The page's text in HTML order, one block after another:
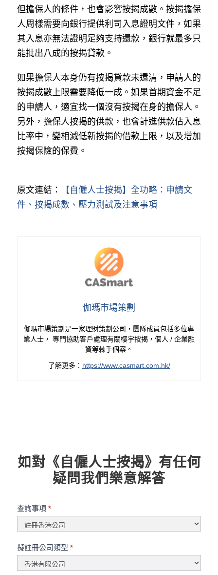
但擔保人的條件，也會影響按揭成數。按揭擔保
人周樣需要向銀行提供利司入息證明文件，如果
其入息亦無法證明足夠支持還款，銀行就最多只
能批出八成的按揭貸款。
如果擔保人本身仍有按揭貸款未還清，申請人的
按揭成數上限需要降低一成。如果首期資金不足
的申請人，適宜找一個沒有按揭在身的擔保人。
另外，擔保人按揭的供款，也會計進供款佔入息
比率中，變相減低新按揭的借款上限，以及增加
按揭保險的保費。
原文連結：
【自僱人士按揭】全功略：申請文
件、按揭成數、壓力測試及注意事項
伽瑪市場策劃
伽瑪市場策劃是一家理財策劃公司，團隊成員包括多位專
業人士， 專門協助客戶處理有關樓宇按揭，個人 / 企業融
資等棘手個案。
了解更多： https://www.casmart.com.hk/
如對《自僱人士按揭》有任何
疑問我們樂意解答
聯
絡
們
查詢事項 *
詢
事
擬註冊公司類型 *